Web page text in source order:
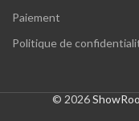
Paiement
Politique de
© 2026